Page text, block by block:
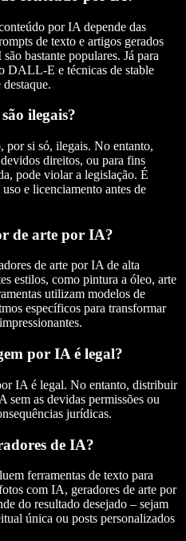
por IA depende das
de texto e artigos gerados
bastante populares. Já para
DALL-E e técnicas de stable
ilegais?
por si só, ilegais. No entanto,
direitos, ou para fins
pode violar a legislação. É
e licenciamento antes de
de arte por IA?
de arte por IA de alta
estilos, como pintura a óleo, arte
utilizam modelos de
específicos para transformar
por IA é legal?
IA é legal. No entanto, distribuir
sem as devidas permissões ou
jurídicas.
de IA?
ferramentas de texto para
com IA, geradores de arte por
do resultado desejado – sejam
única ou posts personalizados